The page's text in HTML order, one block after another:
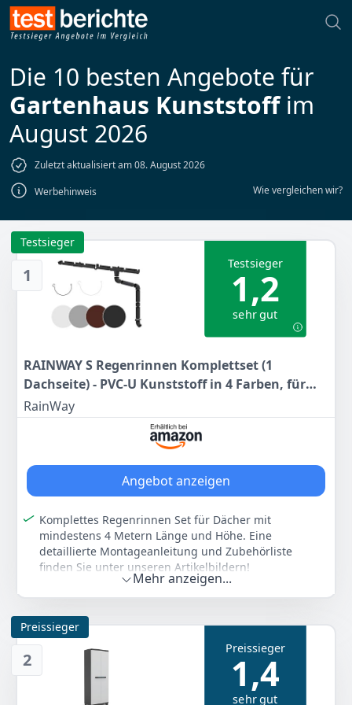
Die 10 besten Angebote für
Gartenhaus Kunststoffim
August 2026
Zuletzt aktualisiert am 08. August 2026
Werbehinweis
Wie vergleichen wir?
1
Testsieger
Testsieger
1,2
sehr gut
RAINWAY S Regenrinnen Komplettset (1
Dachseite) - PVC-U Kunststoff in 4 Farben, für
Dachflächen < 100m² empfohlen (Set min. 4
Meter, anthrazit) Regenrinnen PVC Plastik
RainWay
Angebot anzeigen
Komplettes Regenrinnen Set für Dächer mit
mindestens 4 Metern Länge und Höhe. Eine
detaillierte Montageanleitung und Zubehörliste
finden Sie unter unseren Artikelbildern!
Die RainWay S Modellreihe eignet sich besonders für
kleinere Konstruktionen mit einer Dachfläche von
weniger als 100m². Erweiterungen und Ersatzteile
können in weiteren RainWay Artikeln gekauft werden
Alle Komponenten aus Hart-PVC (PVC-U) -
Gummidichtungen aus EPDM-Kautschuk. Hochwertige
Produktion und der Zusatz von Additiven garantieren
eine hohe Langlebigkeit sowie vollständige UV- und
Mehr anzeigen...
2
Preissieger
Preissieger
1,4
sehr gut